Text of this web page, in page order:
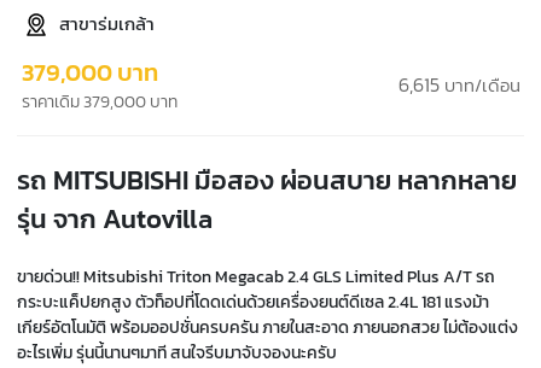
สาขาร่มเกล้า
379,000 บาท
ราคาเดิม 379,000 บาท
6,615 บาท/เดือน
รถ MITSUBISHI มือสอง ผ่อนสบาย หลากหลาย
รุ่น จาก Autovilla
ขายด่วน!! Mitsubishi Triton Megacab 2.4 GLS Limited Plus A/T รถ
กระบะแค็ปยกสูง ตัวท็อปที่โดดเด่นด้วยเครื่องยนต์ดีเซล 2.4L 181 แรงม้า
เกียร์อัตโนมัติ พร้อมออปชั่นครบครัน ภายในสะอาด ภายนอกสวย ไม่ต้องแต่ง
อะไรเพิ่ม รุ่นนี้นานๆมาที สนใจรีบมาจับจองนะครับ